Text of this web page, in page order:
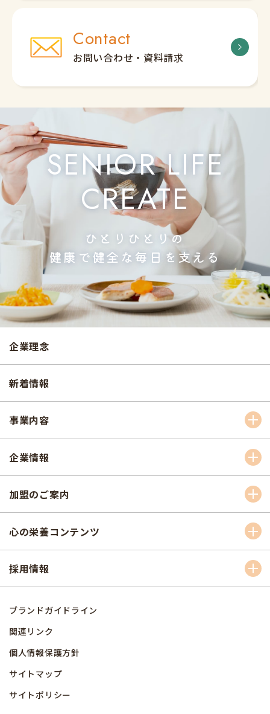
Contact
お問い合わせ・資料請求
SENIOR LIFE
CREATE
ひとりひとりの
健康で健全な毎日を支える
企業理念
新着情報
事業内容
企業情報
加盟のご案内
心の栄養コンテンツ
採用情報
ブランドガイドライン
関連リンク
個人情報保護方針
サイトマップ
サイトポリシー